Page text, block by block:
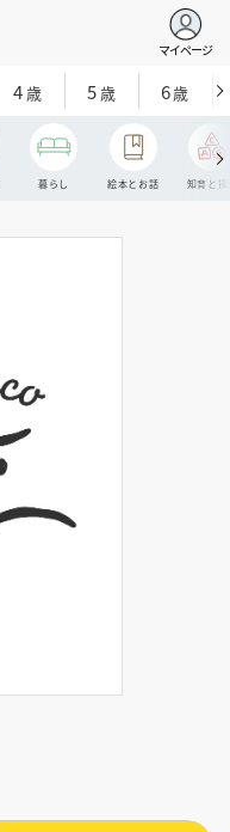
マイページ
4歳 5歳 6歳
暮らし 絵本とお話 知育と探